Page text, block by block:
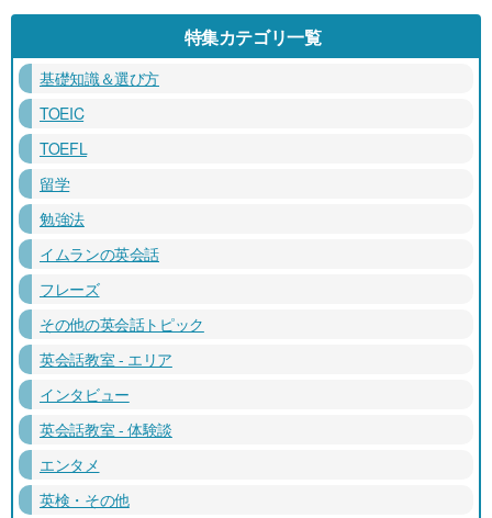
特集カテゴリ一覧
基礎知識＆選び方
TOEIC
TOEFL
留学
勉強法
イムランの英会話
フレーズ
その他の英会話トピック
英会話教室 - エリア
インタビュー
英会話教室 - 体験談
エンタメ
英検・その他